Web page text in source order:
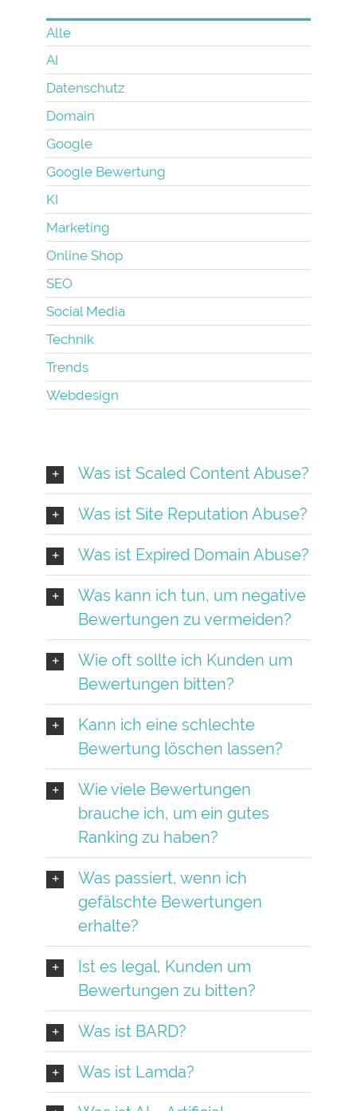
Alle
AI
Datenschutz
Domain
Google
Google Bewertung
KI
Marketing
Online Shop
SEO
Social Media
Technik
Trends
Webdesign
Was ist Scaled Content Abuse?
Was ist Site Reputation Abuse?
Was ist Expired Domain Abuse?
Was kann ich tun, um negative
Bewertungen zu vermeiden?
Wie oft sollte ich Kunden um
Bewertungen bitten?
Kann ich eine schlechte
Bewertung löschen lassen?
Wie viele Bewertungen
brauche ich, um ein gutes
Ranking zu haben?
Was passiert, wenn ich
gefälschte Bewertungen
erhalte?
Ist es legal, Kunden um
Bewertungen zu bitten?
Was ist BARD?
Was ist Lamda?